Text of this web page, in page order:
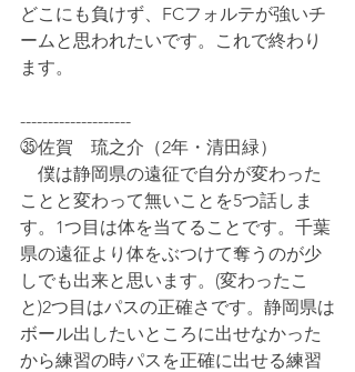
どこにも負けず、FCフォルテが強いチ
ームと思われたいです。これで終わり
ます。
--------------------
㉟佐賀　琉之介（2年・清田緑）
僕は静岡県の遠征で自分が変わった
ことと変わって無いことを5つ話しま
す。1つ目は体を当てることです。千葉
県の遠征より体をぶつけて奪うのが少
しでも出来と思います。(変わったこ
と)2つ目はパスの正確さです。静岡県は
ボール出したいところに出せなかった
から練習の時パスを正確に出せる練習